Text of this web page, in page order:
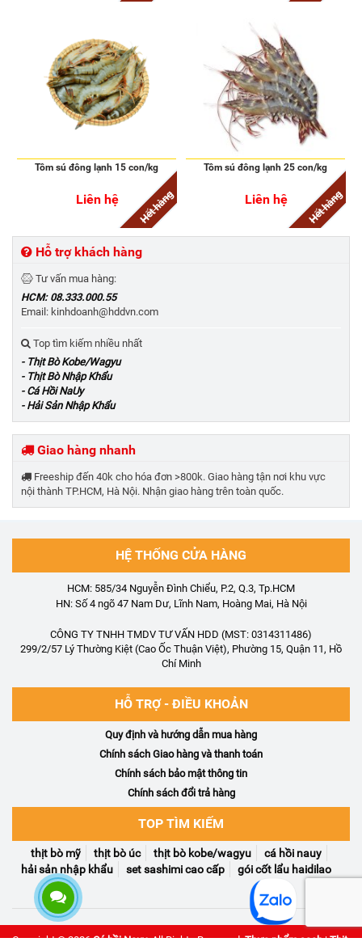
Tôm sú đông lạnh 15 con/kg
Liên hệ Hết hàng
Tôm sú đông lạnh 25 con/kg
Liên hệ Hết hàng
Hỗ trợ khách hàng
Tư vấn mua hàng:
HCM: 08.333.000.55
Email: kinhdoanh@hddvn.com
Top tìm kiếm nhiều nhất
- Thịt Bò Kobe/Wagyu
- Thịt Bò Nhập Khẩu
- Cá Hồi NaUy
- Hải Sản Nhập Khẩu
Giao hàng nhanh
Freeship đến 40k cho hóa đơn >800k. Giao hàng tận nơi khu vực
nội thành TP.HCM, Hà Nội. Nhận giao hàng trên toàn quốc.
HỆ THỐNG CỬA HÀNG
HCM: 585/34 Nguyễn Đình Chiểu, P.2, Q.3, Tp.HCM
HN: Số 4 ngõ 47 Nam Dư, Lĩnh Nam, Hoàng Mai, Hà Nội
CÔNG TY TNHH TMDV TƯ VẤN HDD (MST: 0314311486)
299/2/57 Lý Thường Kiệt (Cao Ốc Thuận Việt), Phường 15, Quận 11, Hồ
Chí Minh
HỖ TRỢ - ĐIỀU KHOẢN
Quy định và hướng dẫn mua hàng
Chính sách Giao hàng và thanh toán
Chính sách bảo mật thông tin
Chính sách đổi trả hàng
TOP TÌM KIẾM
thịt bò mỹ thịt bò úc thịt bò kobe/wagyu
cá hồi nauy
hải sản nhập khẩu
set sashimi cao cấp gói cốt lẩu haidilao